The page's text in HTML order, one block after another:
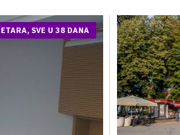
SVE U 38 DANA